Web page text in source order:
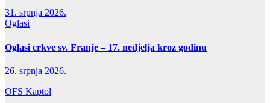
31. srpnja 2026.
Oglasi
Oglasi crkve sv. Franje – 17. nedjelja kroz godinu
26. srpnja 2026.
OFS Kaptol